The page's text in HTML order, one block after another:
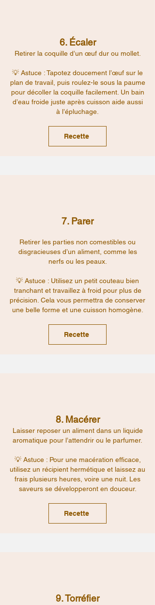
6. Écaler
Retirer la coquille d’un œuf dur ou mollet.
💡 Astuce : Tapotez doucement l’œuf sur le
plan de travail, puis roulez-le sous la paume
pour décoller la coquille facilement. Un bain
d’eau froide juste après cuisson aide aussi
à l’épluchage.
Recette
7. Parer
Retirer les parties non comestibles ou
disgracieuses d’un aliment, comme les
nerfs ou les peaux.
💡 Astuce : Utilisez un petit couteau bien
tranchant et travaillez à froid pour plus de
précision. Cela vous permettra de conserver
une belle forme et une cuisson homogène.
Recette
8. Macérer
Laisser reposer un aliment dans un liquide
aromatique pour l’attendrir ou le parfumer.
💡 Astuce : Pour une macération efficace,
utilisez un récipient hermétique et laissez au
frais plusieurs heures, voire une nuit. Les
saveurs se développeront en douceur.
Recette
9. Torréfier